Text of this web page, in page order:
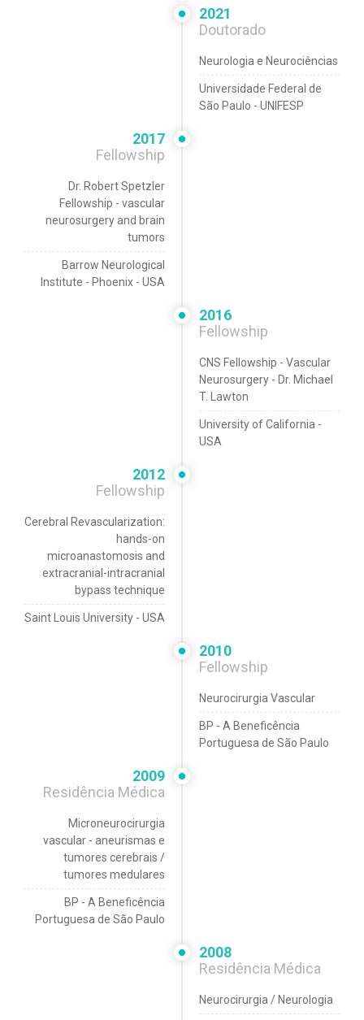
2021
Doutorado
Neurologia e Neurociências
Universidade Federal de
São Paulo - UNIFESP
2017
Fellowship
Dr. Robert Spetzler
Fellowship - vascular
neurosurgery and brain
tumors
Barrow Neurological
Institute - Phoenix - USA
2016
Fellowship
CNS Fellowship - Vascular
Neurosurgery - Dr. Michael
T. Lawton
University of California -
USA
2012
Fellowship
Cerebral Revascularization:
hands-on
microanastomosis and
extracranial-intracranial
bypass technique
Saint Louis University - USA
2010
Fellowship
Neurocirurgia Vascular
BP - A Beneficência
Portuguesa de São Paulo
2009
Residência Médica
Microneurocirurgia
vascular - aneurismas e
tumores cerebrais /
tumores medulares
BP - A Beneficência
Portuguesa de São Paulo
2008
Residência Médica
Neurocirurgia / Neurologia